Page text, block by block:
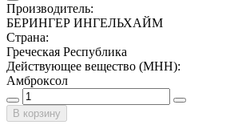
Производитель:
БЕРИНГЕР ИНГЕЛЬХАЙМ
Страна:
Греческая Республика
Действующее вещество (МНН):
Амброксол
В корзину